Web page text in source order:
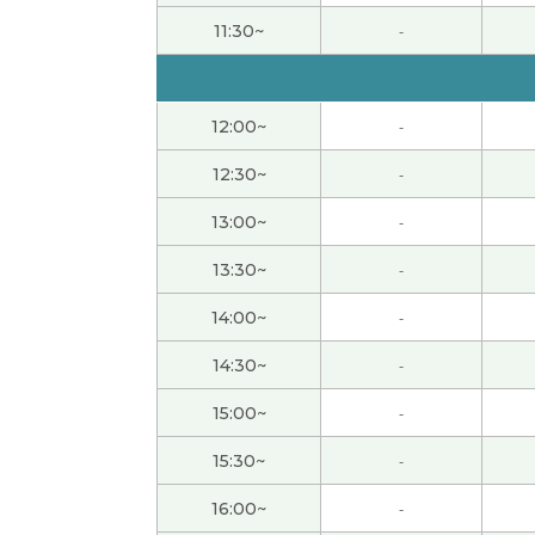
谢谢！！( 女性 )
いつも楽しく話していただきありがとうござ
我打算一直在家,因为我不喜欢去人太多的地方
还是你要参加义务活动吗? ( 女性 )
我也这么想。以前我节假日去旅游，太累了。
因为黄金周我们学校有课，所以假期很短。
你参加什么样的义务活动? ( 女性 )
我喜欢吃意大利菜，所以今天晚饭吃了萨莉亚
11:30~ -
12:00~ -
12:30~ -
13:00~ -
13:30~ -
14:00~ -
14:30~ -
15:00~ -
15:30~ -
16:00~ -